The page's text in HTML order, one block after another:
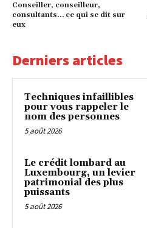
Conseiller, conseilleur,
consultants… ce qui se dit sur
eux
Derniers articles
Techniques infaillibles
pour vous rappeler le
nom des personnes
5 août 2026
Le crédit lombard au
Luxembourg, un levier
patrimonial des plus
puissants
5 août 2026